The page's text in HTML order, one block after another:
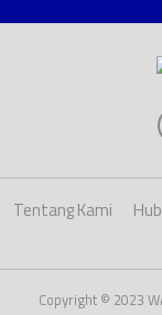
Tentang Kami
Copyright © 2023